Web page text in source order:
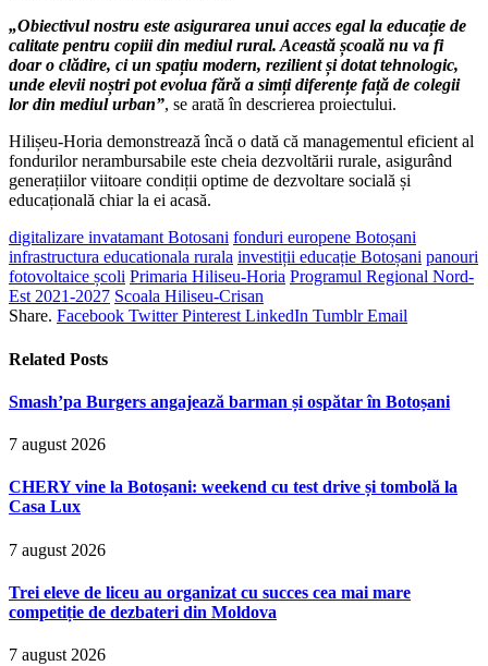
„Obiectivul nostru este asigurarea unui acces egal la educație de
calitate pentru copiii din mediul rural. Această școală nu va fi
doar o clădire, ci un spațiu modern, rezilient și dotat tehnologic,
unde elevii noștri pot evolua fără a simți diferențe față de colegii
lor din mediul urban”, se arată în descrierea proiectului.
Hilișeu-Horia demonstrează încă o dată că managementul eficient al
fondurilor nerambursabile este cheia dezvoltării rurale, asigurând
generațiilor viitoare condiții optime de dezvoltare socială și
educațională chiar la ei acasă.
digitalizare invatamant Botosani fonduri europene Botoșani
infrastructura educationala rurala investiții educație Botoșani panouri
fotovoltaice școli Primaria Hiliseu-Horia Programul Regional Nord-
Est 2021-2027 Scoala Hiliseu-Crisan
Share. Facebook Twitter Pinterest LinkedIn Tumblr Email
Related Posts
Smash’pa Burgers angajează barman și ospătar în Botoșani
7 august 2026
CHERY vine la Botoșani: weekend cu test drive și tombolă la
Casa Lux
7 august 2026
Trei eleve de liceu au organizat cu succes cea mai mare
competiție de dezbateri din Moldova
7 august 2026